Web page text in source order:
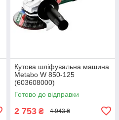
Кутова шліфувальна машина
Metabo W 850-125
(603608000)
Готово до відправки
2 753 ₴ 4 943 ₴